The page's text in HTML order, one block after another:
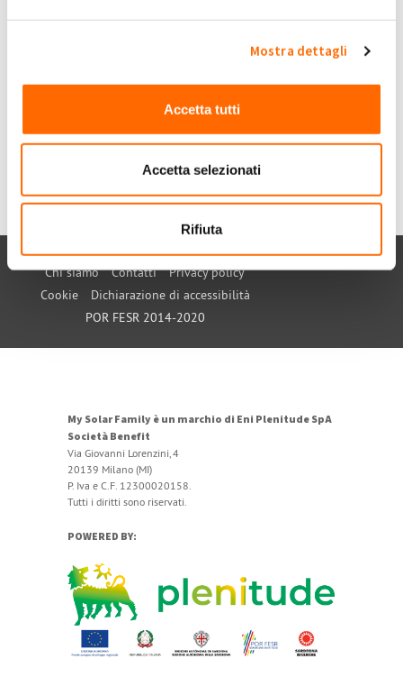
Mostra dettagli
Accetta tutti
Accetta selezionati
Rifiuta
Submitted by Amazonas on Ven, 28/07/2023 - 18:59
+1 -1
Torna Su Accedioregistratiper inserire commenti.
Chi siamo Contatti
Privacy policy
Cookie
Dichiarazione di accessibilità
POR FESR 2014-2020
My Solar Family è un marchio di Eni Plenitude SpA
Società Benefit
Via Giovanni Lorenzini, 4
20139 Milano (MI)
P. Iva e C.F. 12300020158.
Tutti i diritti sono riservati.
POWERED BY: